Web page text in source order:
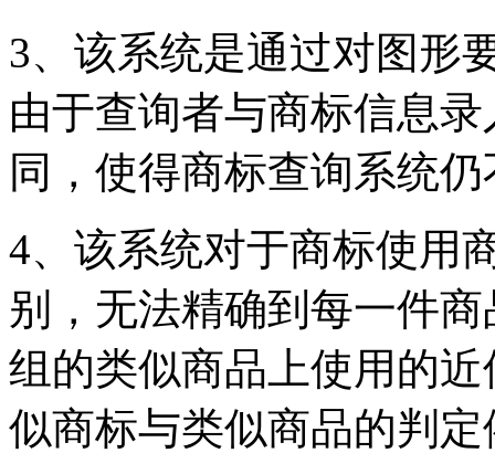
3、该系统是通过对图形
由于查询者与商标信息
同，使得商标查询系统
4、该系统对于商标使用
别，无法精确到每一件
组的类似商品上使用的
似商标与类似商品的判